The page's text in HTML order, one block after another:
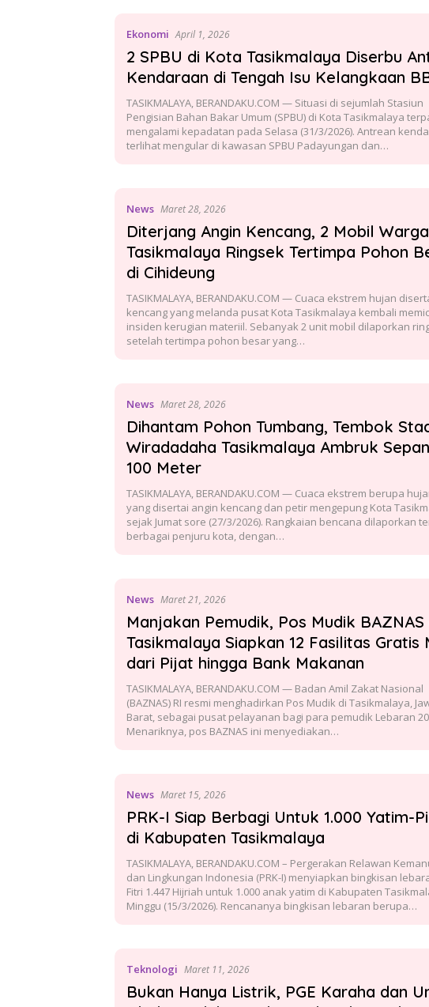
Ekonomi April 1, 2026
2 SPBU di Kota Tasikmalaya Diserbu
Kendaraan di Tengah Isu Kelangkaan
TASIKMALAYA, BERANDAKU.COM — Situasi di sejumlah Stasiun
Pengisian Bahan Bakar Umum (SPBU) di Kota Tasikmalaya
mengalami kepadatan pada Selasa (31/3/2026). Antrean
terlihat mengular di kawasan SPBU Padayungan dan…
News Maret 28, 2026
Diterjang Angin Kencang, 2 Mobil Warga
Tasikmalaya Ringsek Tertimpa Pohon
di Cihideung
TASIKMALAYA, BERANDAKU.COM — Cuaca ekstrem hujan
kencang yang melanda pusat Kota Tasikmalaya kembali
insiden kerugian materiil. Sebanyak 2 unit mobil dilaporkan
setelah tertimpa pohon besar yang…
News Maret 28, 2026
Dihantam Pohon Tumbang, Tembok
Wiradadaha Tasikmalaya Ambruk
100 Meter
TASIKMALAYA, BERANDAKU.COM — Cuaca ekstrem berupa
yang disertai angin kencang dan petir mengepung Kota
sejak Jumat sore (27/3/2026). Rangkaian bencana dilaporkan
berbagai penjuru kota, dengan…
News Maret 21, 2026
Manjakan Pemudik, Pos Mudik BAZNAS
Tasikmalaya Siapkan 12 Fasilitas Gratis
dari Pijat hingga Bank Makanan
TASIKMALAYA, BERANDAKU.COM — Badan Amil Zakat Nasional
(BAZNAS) RI resmi menghadirkan Pos Mudik di Tasikmalaya,
Barat, sebagai pusat pelayanan bagi para pemudik Lebaran
Menariknya, pos BAZNAS ini menyediakan…
News Maret 15, 2026
PRK-I Siap Berbagi Untuk 1.000 Yatim-
di Kabupaten Tasikmalaya
TASIKMALAYA, BERANDAKU.COM – Pergerakan Relawan
dan Lingkungan Indonesia (PRK-I) menyiapkan bingkisan
Fitri 1.447 Hijriah untuk 1.000 anak yatim di Kabupaten
Minggu (15/3/2026). Rencananya bingkisan lebaran berupa…
Teknologi Maret 11, 2026
Bukan Hanya Listrik, PGE Karaha dan